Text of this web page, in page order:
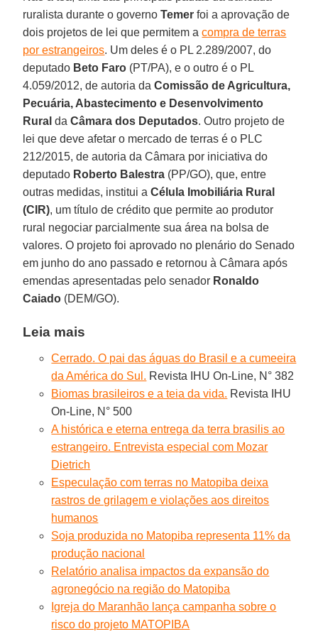
ruralista durante o governoTemer foi a aprovação de
dois projetos de lei que permitem acompra de terras
por estrangeiros. Um deles é o PL 2.289/2007, do
deputado Beto Faro (PT/PA), e o outro é o PL
4.059/2012, de autoria daComissão de Agricultura,
Pecuária, Abastecimento e Desenvolvimento
Rural daCâmara dos Deputados. Outro projeto de
lei que deve afetar o mercado de terras é o PLC
212/2015, de autoria da Câmara por iniciativa do
deputado Roberto Balestra (PP/GO), que, entre
outras medidas, institui aCélula Imobiliária Rural
(CIR), um título de crédito que permite ao produtor
rural negociar parcialmente sua área na bolsa de
valores. O projeto foi aprovado no plenário do Senado
em junho do ano passado e retornou à Câmara após
emendas apresentadas pelo senador Ronaldo
Caiado (DEM/GO).
Leia mais
Cerrado. O pai das águas do Brasil e a cumeeira
da América do Sul. Revista IHU On-Line, N° 382
Biomas brasileiros e a teia da vida. Revista IHU
On-Line, N° 500
A histórica e eterna entrega da terra brasilis ao
estrangeiro. Entrevista especial com Mozar
Dietrich
Especulação com terras no Matopiba deixa
rastros de grilagem e violações aos direitos
humanos
Soja produzida no Matopiba representa 11% da
produção nacional
Relatório analisa impactos da expansão do
agronegócio na região do Matopiba
​Igreja do Maranhão lança campanha sobre o
risco do projeto MATOPIBA